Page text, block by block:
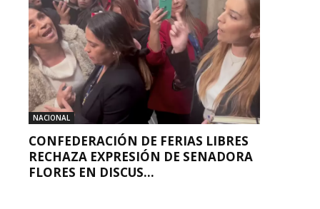
NACIONAL
CONFEDERACIÓN DE FERIAS LIBRES
RECHAZA EXPRESIÓN DE SENADORA
FLORES EN DISCUS...